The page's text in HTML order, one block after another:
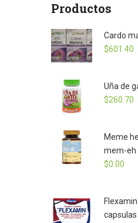
Productos
Cardo
$601.40
Uña de
$260.70
Meme
mem-eh
$0.00
capsulas